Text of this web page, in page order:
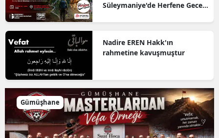
Süleymaniye'de Herfene Gecesi
Nadire EREN Hakk'ın
rahmetine kavuşmuştur
Gümüşhane